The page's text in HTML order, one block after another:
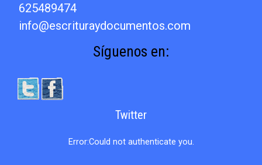
de
625489474
info@escrituraydocumentos.com
Síguenos en:
Twitter
Error:Could not authenticate you.